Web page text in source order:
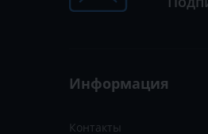
Информация
Контакты